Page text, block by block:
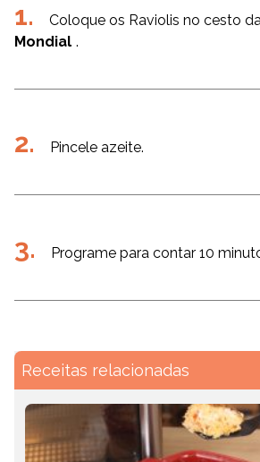
Coloque os Raviolis no cesto
Mondial .
Pincele azeite.
Programe para contar 10
Receitas relacionadas